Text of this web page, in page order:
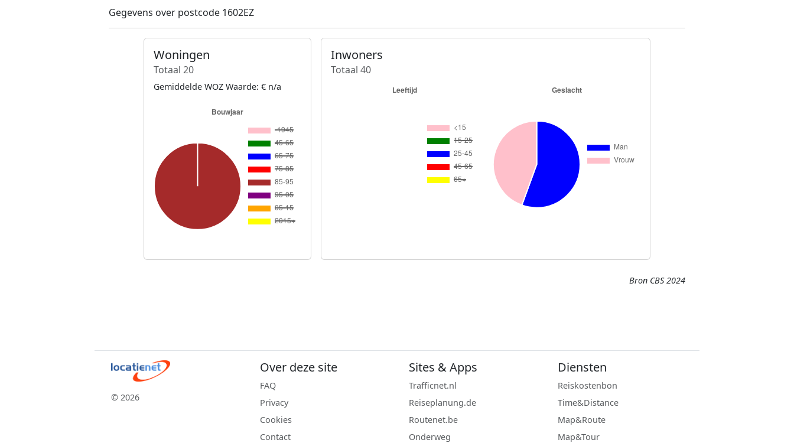
Gegevens over postcode 1602EZ
Woningen
Totaal 20
Gemiddelde WOZ Waarde: € n/a
Inwoners
Totaal 40
Bron CBS 2024
© 2026
Over deze site
FAQ
Privacy
Cookies
Contact
Sites & Apps
Trafficnet.nl
Reiseplanung.de
Routenet.be
Onderweg
Diensten
Reiskostenbon
Time&Distance
Map&Route
Map&Tour